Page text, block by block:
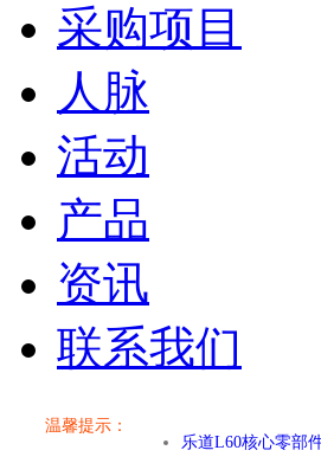
采购项目
人脉
活动
产品
资讯
联系我们
温馨提示：
乐道L60核心零部